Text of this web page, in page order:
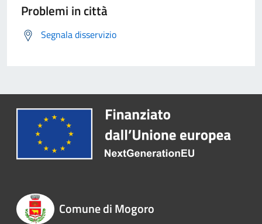
Problemi in città
Segnala disservizio
Comune di Mogoro